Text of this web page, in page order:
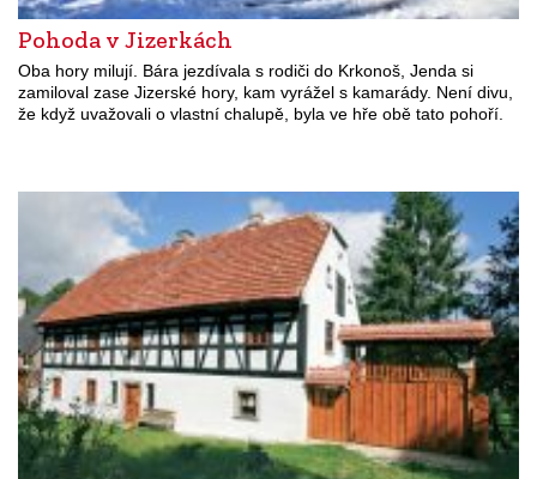
Pohoda v Jizerkách
Oba hory milují. Bára jezdívala s rodiči do Krkonoš, Jenda si
zamiloval zase Jizerské hory, kam vyrážel s kamarády. Není divu,
že když uvažovali o vlastní chalupě, byla ve hře obě tato pohoří.